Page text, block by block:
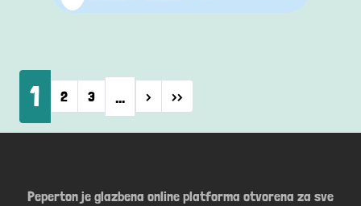
Pagination
1 2 3 … › Next page
››
Peperton je glazbena online platforma otvorena za sve